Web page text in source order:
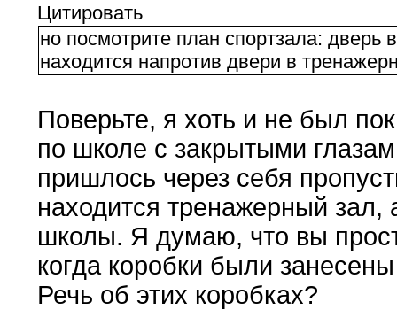
Цитировать
но посмотрите план спортзала: дверь
находится напротив двери в
Поверьте, я хоть и не был
по школе с закрытыми
пришлось через себя
находится тренажерный зал,
школы. Я думаю, что вы
когда коробки были
Речь об этих коробках?